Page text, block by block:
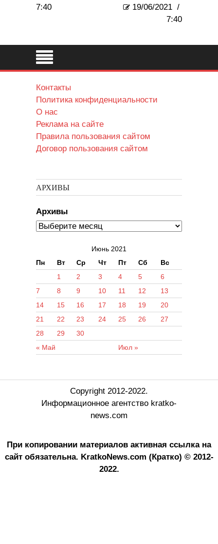
7:40
19/06/2021 /
7:40
Контакты
Политика конфиденциальности
О нас
Реклама на сайте
Правила пользования сайтом
Договор пользования сайтом
АРХИВЫ
Архивы
Июнь 2021
Пн
Вт Ср Чт Пт Сб Вс
« Май Июл »
1 2 3 4 5
6
7
8 9 10 11 12
13
14
15 16 17 18 19
20
21
22 23 24 25 26
27
28
29 30
Copyright 2012-2022.
Информационное агентство kratko-
news.com
При копировании материалов активная ссылка на
сайт обязательна. KratkoNews.com (Кратко) © 2012-
2022.